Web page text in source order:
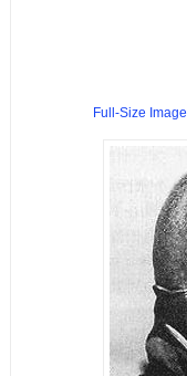
Full-Size Image